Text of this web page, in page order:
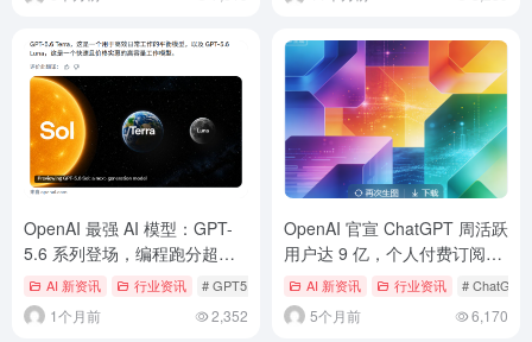
OpenAI 最强 AI 模型：GPT-
5.6 系列登场，编程跑分超
Claude Mythos 5
AI 新资讯 行业资讯 # GPT5.6 # OpenAI
1个月前 2,352
OpenAI 官宣 ChatGPT 周活跃
用户达 9 亿，个人付费订阅数
突破 5000 万
AI 新资讯 行业资讯 # ChatGPT
5个月前 6,170